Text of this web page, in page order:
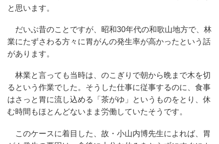
と思います。
だいぶ昔のことですが、昭和30年代の和歌山地方で、林
業にたずさわる方々に胃がんの発生率が高かったという話
があります。
林業と言っても当時は、のこぎりで朝から晩まで木を切
るという作業でした。そうした仕事に従事するのに、食事
はさっと胃に流し込める「茶がゆ」というものをとり、休
む時間もほとんどないまま労働していたそうです。
このケースに着目した、故・小山内博先生によれば、胃